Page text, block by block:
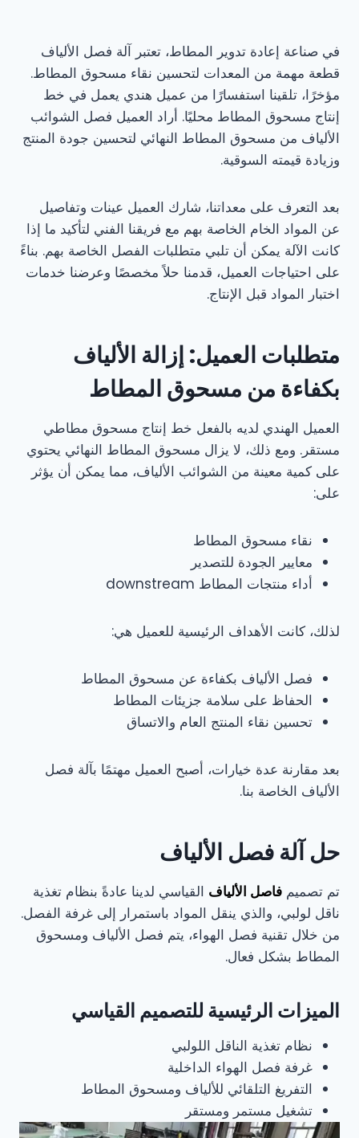
في صناعة إعادة تدوير المطاط، تعتبر آلة فصل الألياف
قطعة مهمة من المعدات لتحسين نقاء مسحوق المطاط.
مؤخرًا، تلقينا استفسارًا من عميل هندي يعمل في خط
إنتاج مسحوق المطاط محليًا. أراد العميل فصل الشوائب
الألياف من مسحوق المطاط النهائي لتحسين جودة المنتج
وزيادة قيمته السوقية.
بعد التعرف على معداتنا، شارك العميل عينات وتفاصيل
عن المواد الخام الخاصة بهم مع فريقنا الفني لتأكيد ما إذا
كانت الآلة يمكن أن تلبي متطلبات الفصل الخاصة بهم. بناءً
على احتياجات العميل، قدمنا حلاً مخصصًا وعرضنا خدمات
اختبار المواد قبل الإنتاج.
متطلبات العميل: إزالة الألياف
بكفاءة من مسحوق المطاط
العميل الهندي لديه بالفعل خط إنتاج مسحوق مطاطي
مستقر. ومع ذلك، لا يزال مسحوق المطاط النهائي يحتوي
على كمية معينة من الشوائب الألياف، مما يمكن أن يؤثر
على:
نقاء مسحوق المطاط
معايير الجودة للتصدير
أداء منتجات المطاط downstream
لذلك، كانت الأهداف الرئيسية للعميل هي:
فصل الألياف بكفاءة عن مسحوق المطاط
الحفاظ على سلامة جزيئات المطاط
تحسين نقاء المنتج العام والاتساق
بعد مقارنة عدة خيارات، أصبح العميل مهتمًا بآلة فصل
الألياف الخاصة بنا.
حل آلة فصل الألياف
تم تصميم فاصل الألياف القياسي لدينا عادةً بنظام تغذية
ناقل لولبي، والذي ينقل المواد باستمرار إلى غرفة الفصل.
من خلال تقنية فصل الهواء، يتم فصل الألياف ومسحوق
المطاط بشكل فعال.
الميزات الرئيسية للتصميم القياسي
نظام تغذية الناقل اللولبي
غرفة فصل الهواء الداخلية
التفريغ التلقائي للألياف ومسحوق المطاط
تشغيل مستمر ومستقر